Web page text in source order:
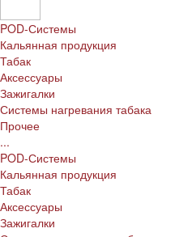
POD-Системы
Кальянная продукция
Табак
Аксессуары
Зажигалки
Системы нагревания табака
Прочее
...
POD-Системы
Кальянная продукция
Табак
Аксессуары
Зажигалки